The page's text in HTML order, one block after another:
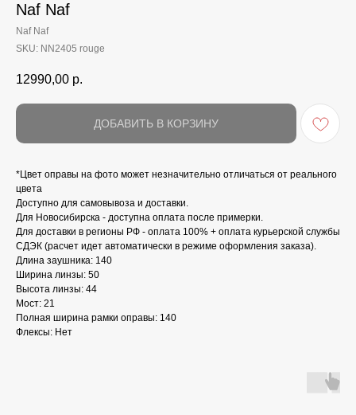
Naf Naf
Naf Naf
SKU: NN2405 rouge
12990,00 р.
ДОБАВИТЬ В КОРЗИНУ
*Цвет оправы на фото может незначительно отличаться от реального
цвета
Доступно для самовывоза и доставки.
Для Новосибирска - доступна оплата после примерки.
Для доставки в регионы РФ - оплата 100% + оплата курьерской службы
СДЭК (расчет идет автоматически в режиме оформления заказа).
Длина заушника: 140
Ширина линзы: 50
Высота линзы: 44
Мост: 21
Полная ширина рамки оправы: 140
Флексы: Нет